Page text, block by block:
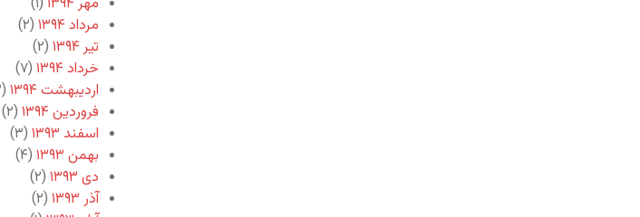
مرداد ۱۳۹۴
(۲)
تیر ۱۳۹۴
(۲)
خرداد ۱۳۹۴
(۷)
اردیبهشت ۱۳۹۴
(۲)
فروردین ۱۳۹۴
(۲)
اسفند ۱۳۹۳
(۳)
بهمن ۱۳۹۳
(۴)
دی ۱۳۹۳
(۲)
آذر ۱۳۹۳
(۲)